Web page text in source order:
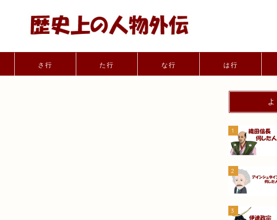
さ行 た行 な行 は行
1
2
3